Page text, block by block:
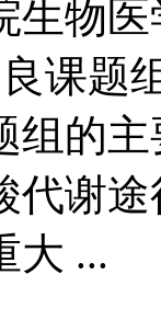
生物
课题
组的
代谢
大 ...